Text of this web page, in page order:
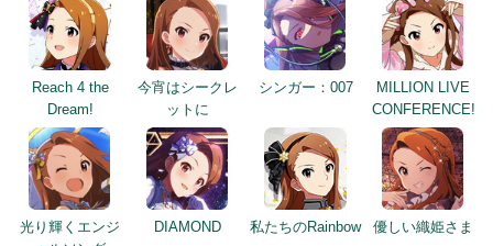
Dream!
ットに
CONFERENCE!
光り輝くエンジ
ェルソング
DIAMOND 私たちのRainbow 優しい織姫さま